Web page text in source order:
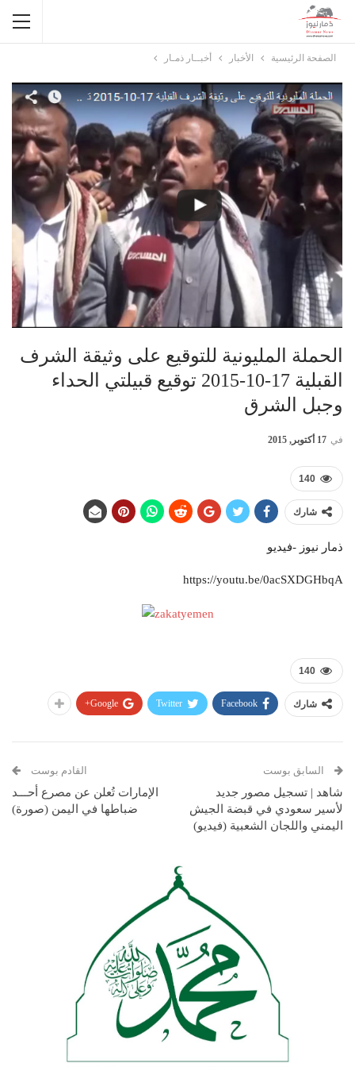
الصفحة الرئيسية الأخبار أخبــار ذمـار
الحملة المليونية للتوقيع على وثيقة الشرف
القبلية 17-10-2015 توقيع قبيلتي الحداء
وجبل الشرق
في 17 أكتوبر, 2015
140
شارك
ذمار نيوز -فيديو
https://youtu.be/0acSXDGHbqA
140
شارك Facebook
Twitter
Google+
السابق بوست
شاهد | تسجيل مصور جديد
لأسير سعودي في قبضة الجيش
اليمني واللجان الشعبية (فيديو)
القادم بوست
الإمارات تُعلن عن مصرع أحـــد
ضباطها في اليمن (صورة)